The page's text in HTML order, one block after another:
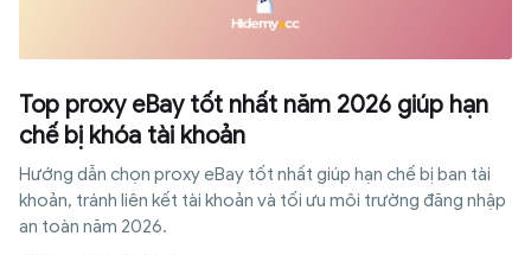
Top proxy eBay tốt nhất năm 2026 giúp hạn
chế bị khóa tài khoản
Hướng dẫn chọn proxy eBay tốt nhất giúp hạn chế bị ban tài
khoản, tránh liên kết tài khoản và tối ưu môi trường đăng nhập
an toàn năm 2026.